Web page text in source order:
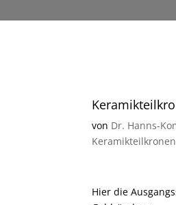
von Dr. Hanns-
Keramikteilkronen
Hier die